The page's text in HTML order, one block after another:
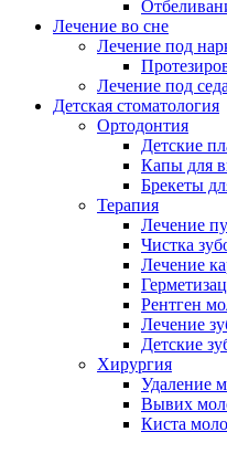
Лечение во сне
Лечение под
Лечение под
Детская стоматология
Ортодонтия
Детские
Капы для
Брекеты
Терапия
Лечение
Чистка
Лечение
Рентген
Лечение
Детские
Хирургия
Удаление
Вывих
Киста